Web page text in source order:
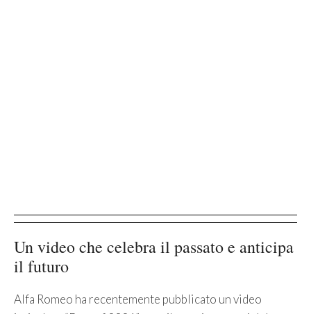
Un video che celebra il passato e anticipa
il futuro
Alfa Romeo ha recentemente pubblicato un video